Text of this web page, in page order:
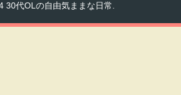
30代OLの自由気ままな日常.